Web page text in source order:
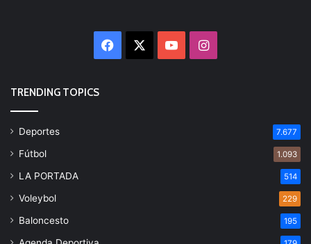
Facebook YouTubeInstagram
TRENDING TOPICS
Deportes 7.677
Fútbol 1.093
LA PORTADA 514
Voleybol 229
Baloncesto 195